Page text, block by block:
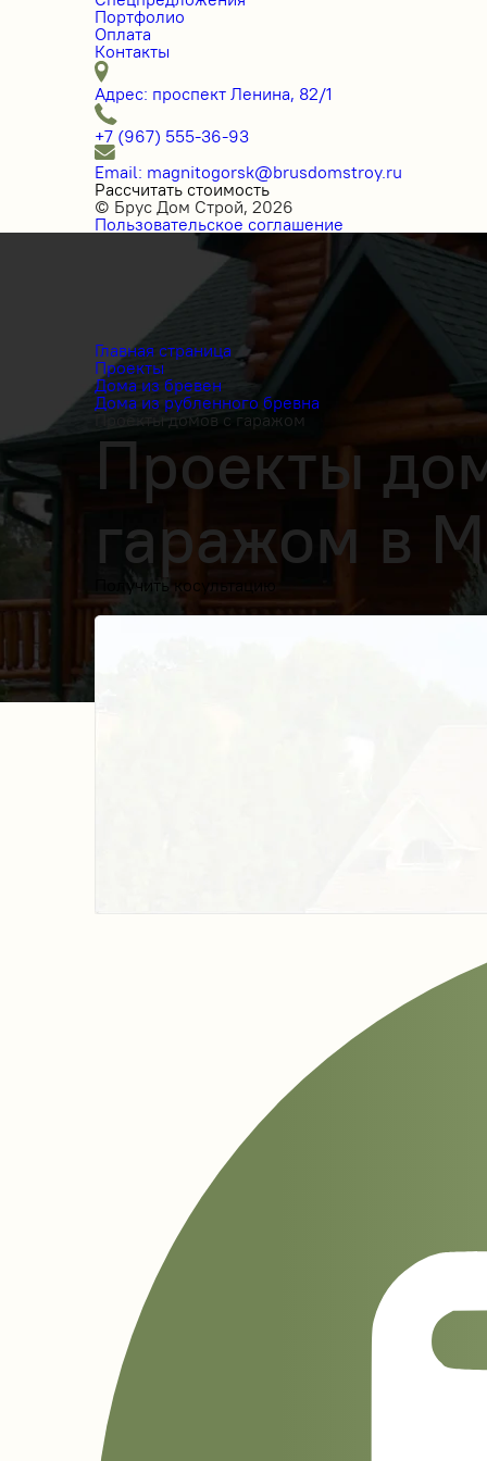
Портфолио
Оплата
Контакты
Адрес: проспект Ленина, 82/1
+7 (967) 555-36-93
Email: magnitogorsk@brusdomstroy.ru
Рассчитать стоимость
© Брус Дом Строй, 2026
Пользовательское соглашение
Главная страница
Проекты
Дома из бревен
Дома из рубленного бревна
Проекты домов с гаражом
Проекты
гаражом в
Получить косультацию